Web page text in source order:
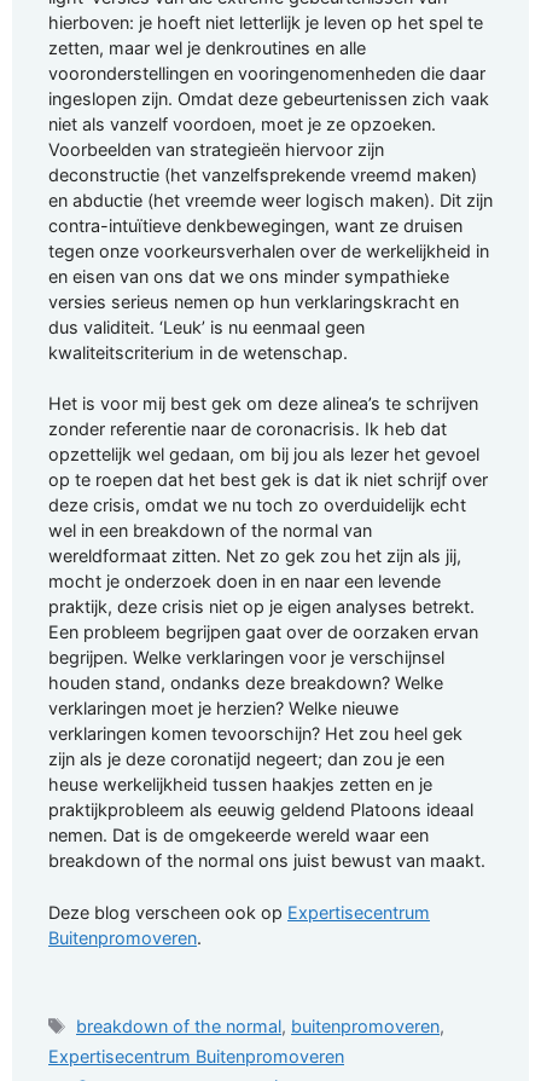
hierboven: je hoeft niet letterlijk je leven op het spel te
zetten, maar wel je denkroutines en alle
vooronderstellingen en vooringenomenheden die daar
ingeslopen zijn. Omdat deze gebeurtenissen zich vaak
niet als vanzelf voordoen, moet je ze opzoeken.
Voorbeelden van strategieën hiervoor zijn
deconstructie (het vanzelfsprekende vreemd maken)
en abductie (het vreemde weer logisch maken). Dit zijn
contra-intuïtieve denkbewegingen, want ze druisen
tegen onze voorkeursverhalen over de werkelijkheid in
en eisen van ons dat we ons minder sympathieke
versies serieus nemen op hun verklaringskracht en
dus validiteit. ‘Leuk’ is nu eenmaal geen
kwaliteitscriterium in de wetenschap.
Het is voor mij best gek om deze alinea’s te schrijven
zonder referentie naar de coronacrisis. Ik heb dat
opzettelijk wel gedaan, om bij jou als lezer het gevoel
op te roepen dat het best gek is dat ik niet schrijf over
deze crisis, omdat we nu toch zo overduidelijk echt
wel in een breakdown of the normal van
wereldformaat zitten. Net zo gek zou het zijn als jij,
mocht je onderzoek doen in en naar een levende
praktijk, deze crisis niet op je eigen analyses betrekt.
Een probleem begrijpen gaat over de oorzaken ervan
begrijpen. Welke verklaringen voor je verschijnsel
houden stand, ondanks deze breakdown? Welke
verklaringen moet je herzien? Welke nieuwe
verklaringen komen tevoorschijn? Het zou heel gek
zijn als je deze coronatijd negeert; dan zou je een
heuse werkelijkheid tussen haakjes zetten en je
praktijkprobleem als eeuwig geldend Platoons ideaal
nemen. Dat is de omgekeerde wereld waar een
breakdown of the normal ons juist bewust van maakt.
Deze blog verscheen ook op Expertisecentrum
Buitenpromoveren.
Tags
breakdown of the normal, buitenpromoveren,
Expertisecentrum Buitenpromoveren